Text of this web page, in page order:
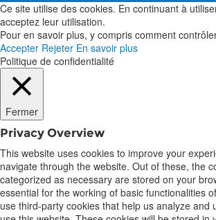
Ce site utilise des cookies. En continuant à
acceptez leur utilisation.
Pour en savoir plus, y compris comment
Accepter Rejeter En savoir plus
Politique de confidentialité
Fermer
Privacy Overview
This website uses cookies to improve your
navigate through the website. Out of these, the
categorized as necessary are stored on your
essential for the working of basic functionalities
use third-party cookies that help us analyze and